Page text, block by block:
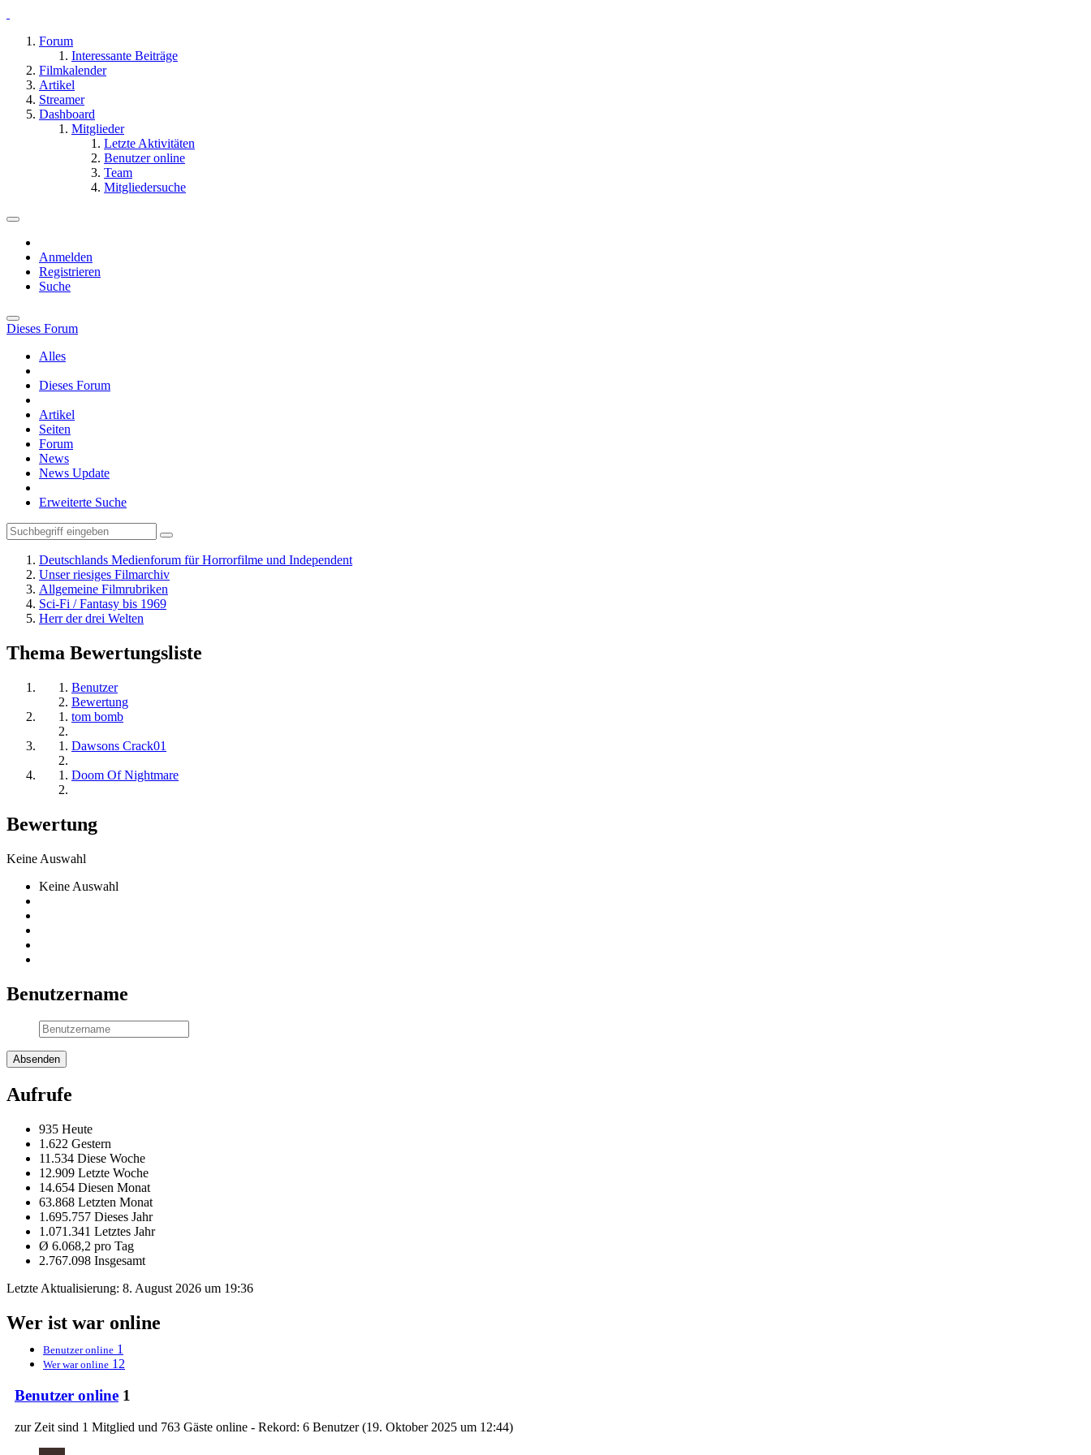
Forum
Interessante Beiträge
Filmkalender
Artikel
Streamer
Dashboard
Mitglieder
Letzte Aktivitäten
Benutzer online
Team
Mitgliedersuche
Anmelden
Registrieren
Suche
Dieses Forum
Alles
Dieses Forum
Artikel
Seiten
Forum
News
News Update
Erweiterte Suche
Deutschlands Medienforum für Horrorfilme und Independent
Unser riesiges Filmarchiv
Allgemeine Filmrubriken
Sci-Fi / Fantasy bis 1969
Herr der drei Welten
Thema Bewertungsliste
Benutzer
Bewertung
tom bomb
Dawsons Crack01
Doom Of Nightmare
Bewertung
Keine Auswahl
Keine Auswahl
Benutzername
Aufrufe
935 Heute
1.622 Gestern
11.534 Diese Woche
12.909 Letzte Woche
14.654 Diesen Monat
63.868 Letzten Monat
1.695.757 Dieses Jahr
1.071.341 Letztes Jahr
Ø 6.068,2 pro Tag
2.767.098 Insgesamt
Letzte Aktualisierung: 8. August 2026 um 19:36
Wer ist war online
Benutzer online 1
Wer war online 12
Benutzer online 1
zur Zeit sind 1 Mitglied und 763 Gäste online - Rekord: 6 Benutzer (19. Oktober 2025 um 12:44)